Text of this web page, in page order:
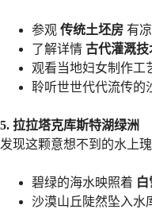
参观 传统土坯房 有
了解详情 古代灌溉技
观看当地妇女制作工
聆听世世代代流传的
5. 拉拉塔克库斯特湖绿洲
发现这颗意想不到的水上瑰
碧绿的海水映照着
沙漠山丘陡然坠入水